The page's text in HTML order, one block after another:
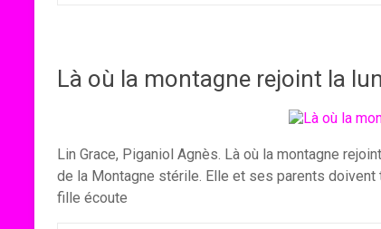
Là où la montagne rejoint la
Lin Grace, Piganiol Agnès. Là où la montagne
de la Montagne stérile. Elle et ses parents
fille écoute